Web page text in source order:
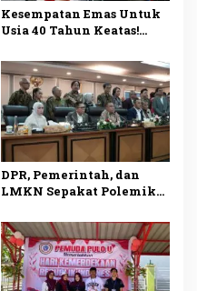
Kesempatan Emas Untuk
Usia 40 Tahun Keatas!
Calon Anggota BAZNAS
2025–2030, Simak Syarat
dan Tahapannya
DPR, Pemerintah, dan
LMKN Sepakat Polemik
Lagu Boleh Diputar Tanpa
Takut